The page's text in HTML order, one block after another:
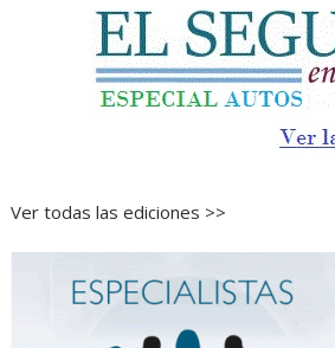
Ver todas las ediciones >>